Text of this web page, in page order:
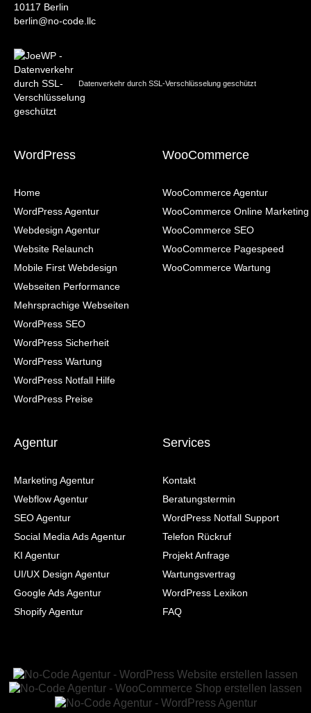
10117 Berlin
berlin@no-code.llc
Datenverkehr durch SSL-Verschlüsselung geschützt
WordPress
Home
WordPress Agentur
Webdesign Agentur
Website Relaunch
Mobile First Webdesign
Webseiten Performance
Mehrsprachige Webseiten
WordPress SEO
WordPress Sicherheit
WordPress Wartung
WordPress Notfall Hilfe
WordPress Preise
WooCommerce
WooCommerce Agentur
WooCommerce Online Marketing
WooCommerce SEO
WooCommerce Pagespeed
WooCommerce Wartung
Agentur
Marketing Agentur
Webflow Agentur
SEO Agentur
Social Media Ads Agentur
KI Agentur
UI/UX Design Agentur
Google Ads Agentur
Shopify Agentur
Services
Kontakt
Beratungstermin
WordPress Notfall Support
Telefon Rückruf
Projekt Anfrage
Wartungsvertrag
WordPress Lexikon
FAQ